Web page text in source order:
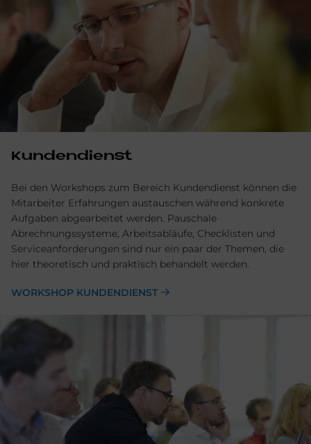
Kundendienst
Bei den Workshops zum Bereich Kundendienst können die
Mitarbeiter Erfahrungen austauschen während konkrete
Aufgaben abgearbeitet werden. Pauschale
Abrechnungssysteme, Arbeitsabläufe, Checklisten und
Serviceanforderungen sind nur ein paar der Themen, die
hier theoretisch und praktisch behandelt werden.
WORKSHOP KUNDENDIENST